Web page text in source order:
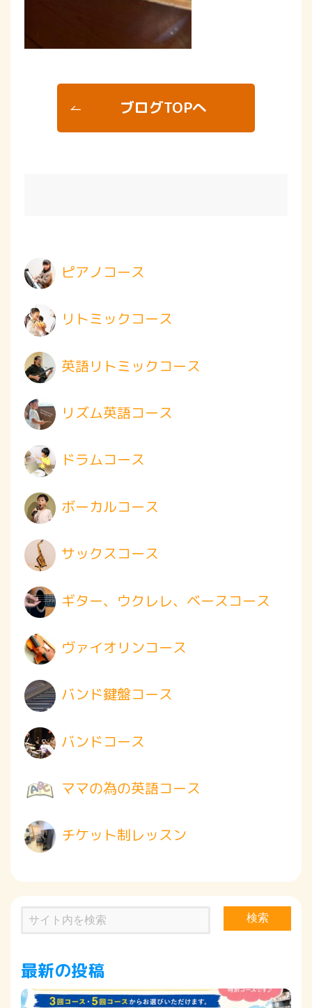
ブログTOPへ
ピアノコース
リトミックコース
英語リトミックコース
リズム英語コース
ドラムコース
ボーカルコース
サックスコース
ギター、ウクレレ、ベースコース
ヴァイオリンコース
バンド鍵盤コース
バンドコース
ママの為の英語コース
チケット制レッスン
検索
最新の投稿